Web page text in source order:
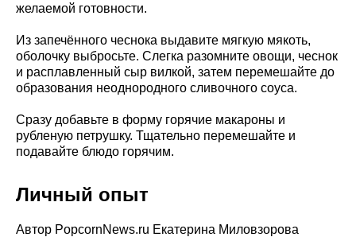
желаемой готовности.
Из запечённого чеснока выдавите мягкую мякоть,
оболочку выбросьте. Слегка разомните овощи, чеснок
и расплавленный сыр вилкой, затем перемешайте до
образования неоднородного сливочного соуса.
Сразу добавьте в форму горячие макароны и
рубленую петрушку. Тщательно перемешайте и
подавайте блюдо горячим.
Личный опыт
Автор PopcornNews.ru Екатерина Миловзорова